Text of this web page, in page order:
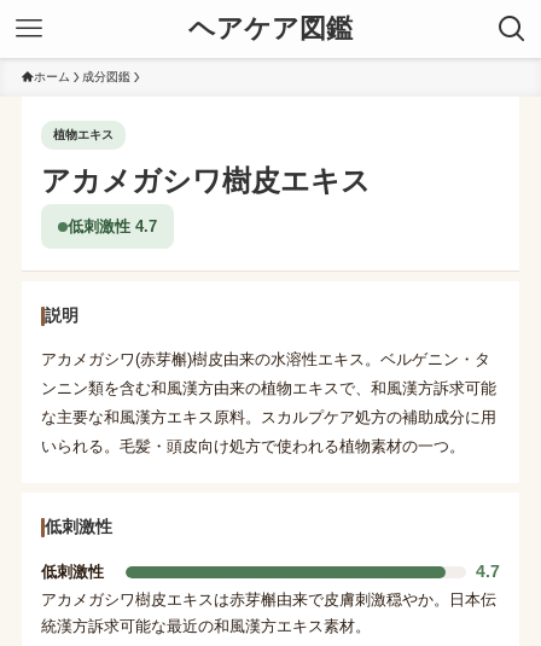
ヘアケア図鑑
ホーム 成分図鑑
植物エキス
アカメガシワ樹皮エキス
低刺激性 4.7
説明
アカメガシワ(赤芽槲)樹皮由来の水溶性エキス。ベルゲニン・タ
ンニン類を含む和風漢方由来の植物エキスで、和風漢方訴求可能
な主要な和風漢方エキス原料。スカルプケア処方の補助成分に用
いられる。毛髪・頭皮向け処方で使われる植物素材の一つ。
低刺激性
低刺激性 4.7
アカメガシワ樹皮エキスは赤芽槲由来で皮膚刺激穏やか。日本伝
統漢方訴求可能な最近の和風漢方エキス素材。